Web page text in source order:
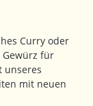
Curry oder
für
unseres
mit neuen